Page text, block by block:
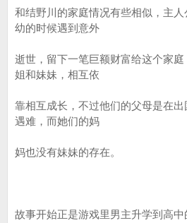
和结野川的家庭情况有些相似，主
幼的时候遇到意外
逝世，留下一笔巨额财富给这个家
姐和妹妹，相互依
靠相互成长，不过他们的父母是在
遇难，而她们的妈
妈也没有妹妹的存在。
故事开始正是游戏里男主升学到高